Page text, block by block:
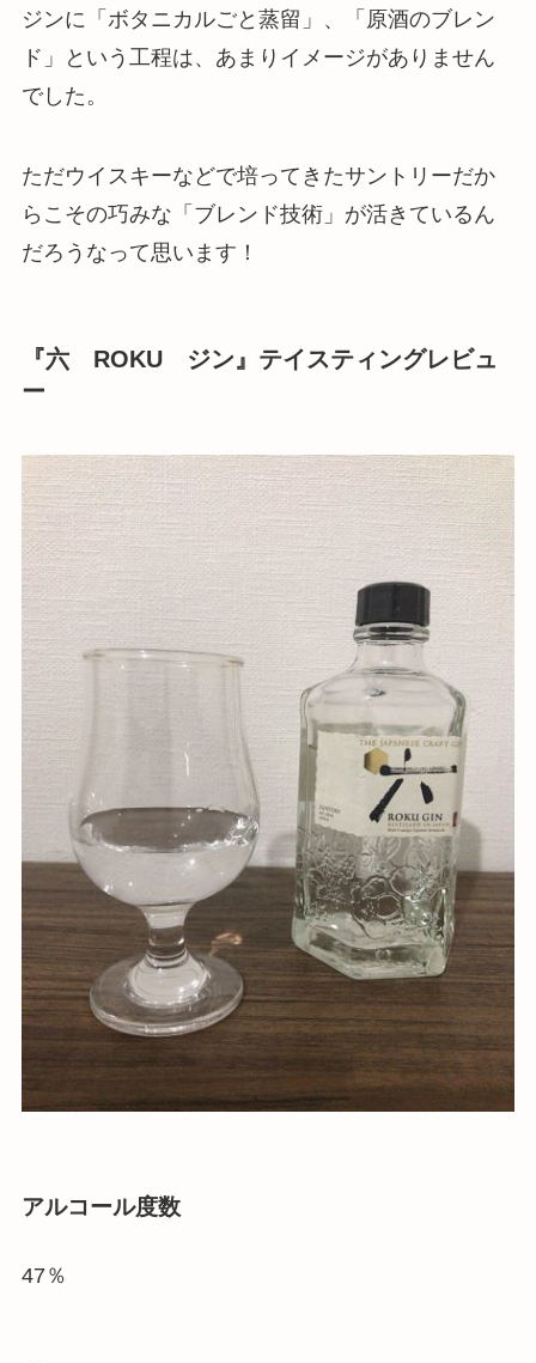
ジンに「ボタニカルごと蒸留」、「原酒のブレン
ド」という工程は、あまりイメージがありません
でした。
ただウイスキーなどで培ってきたサントリーだか
らこその巧みな「ブレンド技術」が活きているん
だろうなって思います！
『六 ROKU ジン』テイスティングレビュ
ー
アルコール度数
47％